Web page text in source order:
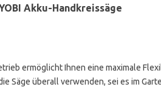
Akku-Handkreissäge
ermöglicht Ihnen eine maximale
Säge überall verwenden, sei es im